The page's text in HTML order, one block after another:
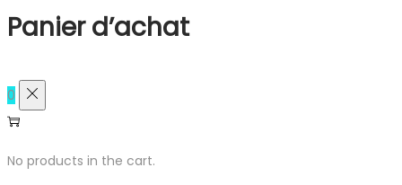
Panier d’achat
0
No products in the cart.